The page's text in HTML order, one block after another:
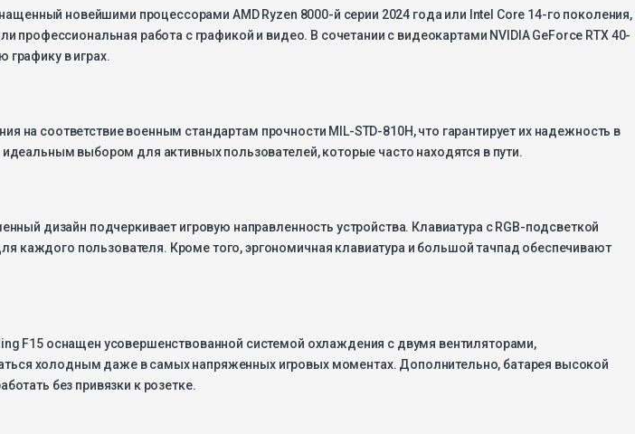
новейшими процессорами AMD Ryzen 8000-й серии 2024 года или Intel Core 14-го поколения,
работа с графикой и видео. В сочетании с видеокартами NVIDIA GeForce RTX 40-
в играх.
на соответствие военным стандартам прочности MIL-STD-810H, что гарантирует их надежность в
выбором для активных пользователей, которые часто находятся в пути.
дизайн подчеркивает игровую направленность устройства. Клавиатура с RGB-подсветкой
каждого пользователя. Кроме того, эргономичная клавиатура и большой тачпад обеспечивают
F15 оснащен усовершенствованной системой охлаждения с двумя вентиляторами,
холодным даже в самых напряженных игровых моментах. Дополнительно, батарея высокой
без привязки к розетке.